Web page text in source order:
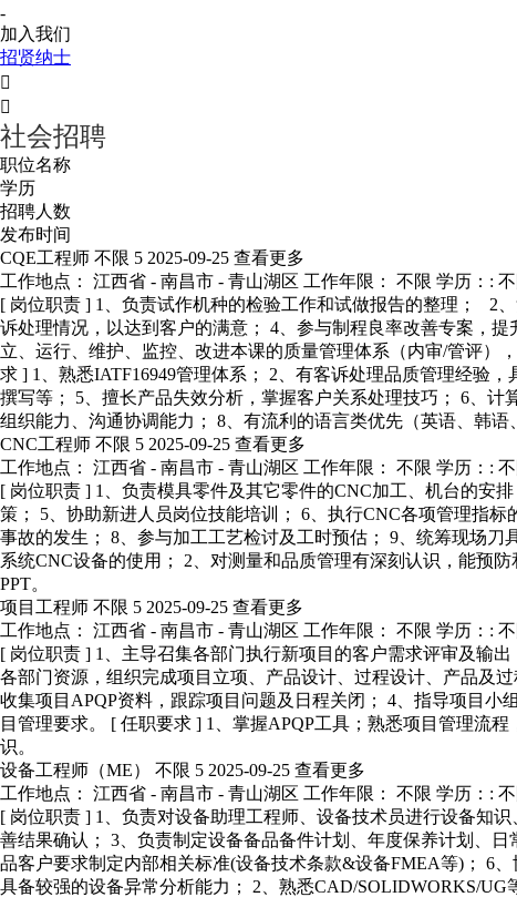
-
加入我们
招贤纳士


社会招聘
职位名称
学历
招聘人数
发布时间
CQE工程师 不限 5 2025-09-25 查看更多
工作地点： 江西省 - 南昌市 - 青山湖区 工作年限： 不限 学历：:
[ 岗位职责 ] 1、负责试作机种的检验工作和试做报告的整理； 2
诉处理情况，以达到客户的满意； 4、参与制程良率改善专案，
立、运行、维护、监控、改进本课的质量管理体系（内审/管评）
求 ] 1、熟悉IATF16949管理体系； 2、有客诉处理品质管理经验
撰写等； 5、擅长产品失效分析，掌握客户关系处理技巧； 6、
组织能力、沟通协调能力； 8、有流利的语言类优先（英语、韩语
CNC工程师 不限 5 2025-09-25 查看更多
工作地点： 江西省 - 南昌市 - 青山湖区 工作年限： 不限 学历：:
[ 岗位职责 ] 1、负责模具零件及其它零件的CNC加工、机台的安
策； 5、协助新进人员岗位技能培训； 6、执行CNC各项管理指
事故的发生； 8、参与加工工艺检讨及工时预估； 9、统筹现场
系统CNC设备的使用； 2、对测量和品质管理有深刻认识，能预
PPT。
项目工程师 不限 5 2025-09-25 查看更多
工作地点： 江西省 - 南昌市 - 青山湖区 工作年限： 不限 学历：:
[ 岗位职责 ] 1、主导召集各部门执行新项目的客户需求评审及输
各部门资源，组织完成项目立项、产品设计、过程设计、产品及
收集项目APQP资料，跟踪项目问题及日程关闭； 4、指导项目
目管理要求。 [ 任职要求 ] 1、掌握APQP工具；熟悉项目管理流
识。
设备工程师（ME）
不限 5 2025-09-25 查看更多
工作地点： 江西省 - 南昌市 - 青山湖区 工作年限： 不限 学历：:
[ 岗位职责 ] 1、负责对设备助理工程师、设备技术员进行设备知
善结果确认； 3、负责制定设备备品备件计划、年度保养计划、
品客户要求制定内部相关标准(设备技术条款&设备FMEA等)； 6
具备较强的设备异常分析能力； 2、熟悉CAD/SOLIDWORKS/